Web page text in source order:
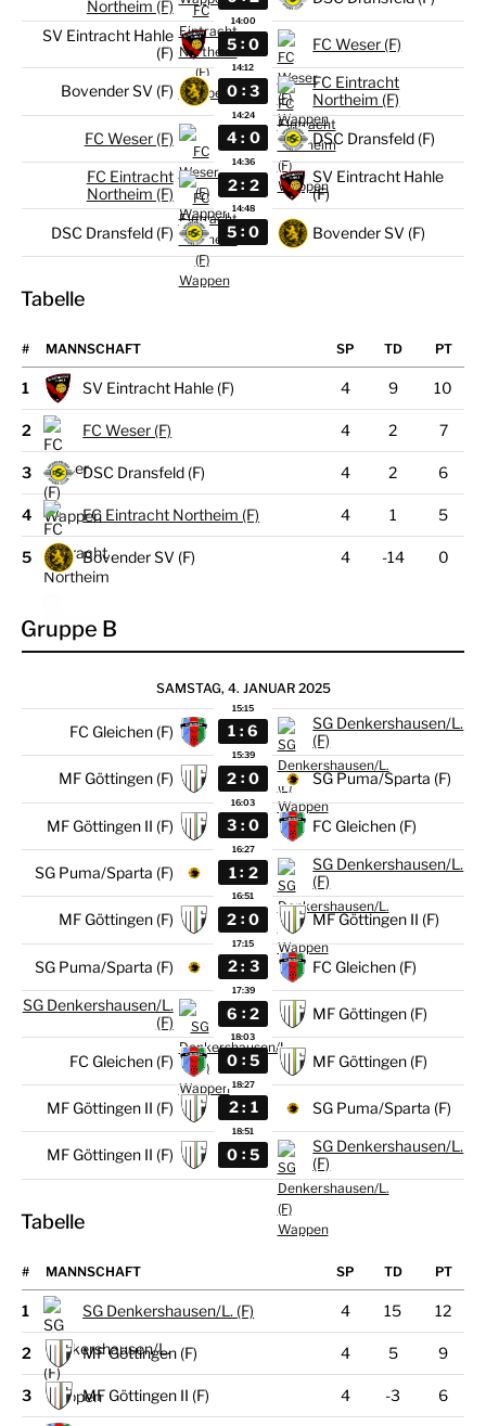
Northeim (F)
14:00
SV Eintracht Hahle
(F)
5 : 0 FC Weser (F)
14:12
Bovender SV (F) 0 : 3
FC Eintracht
Northeim (F)
14:24
FC Weser (F) 4 : 0 DSC Dransfeld (F)
14:36
FC Eintracht
Northeim (F)
2 : 2
SV Eintracht Hahle
(F)
14:48
DSC Dransfeld (F) 5 : 0 Bovender SV (F)
Tabelle
# MANNSCHAFT
1 SV Eintracht Hahle (F) 4 9 10
2 FC Weser (F) 4 2 7
3 DSC Dransfeld (F) 4 2 6
4 FC Eintracht Northeim (F) 4 1 5
5 Bovender SV (F) 4 -14 0
Gruppe B
SAMSTAG, 4. JANUAR 2025
15:15
FC Gleichen (F) 1 : 6
SG Denkershausen/L.
(F)
15:39
MF Göttingen (F) 2 : 0 SG Puma/Sparta (F)
16:03
MF Göttingen II (F) 3 : 0 FC Gleichen (F)
16:27
SG Puma/Sparta (F) 1 : 2
SG Denkershausen/L.
(F)
16:51
MF Göttingen (F) 2 : 0 MF Göttingen II (F)
17:15
SG Puma/Sparta (F) 2 : 3 FC Gleichen (F)
17:39
SG Denkershausen/L.
(F)
6 : 2 MF Göttingen (F)
18:03
FC Gleichen (F) 0 : 5 MF Göttingen (F)
18:27
MF Göttingen II (F) 2 : 1 SG Puma/Sparta (F)
18:51
MF Göttingen II (F) 0 : 5
SG Denkershausen/L.
(F)
Tabelle
# MANNSCHAFT
1 SG Denkershausen/L. (F) 4 15 12
2 MF Göttingen (F) 4 5 9
3 MF Göttingen II (F) 4 -3 6